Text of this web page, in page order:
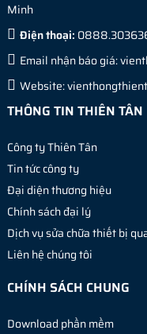
Minh
Điện thoại:
Email nhận báo giá:
Website:
THÔNG TIN THIÊN TÂN
Công ty Thiên Tân
Tin tức công ty
Đại diện thương hiệu
Chính sách đại lý
Dịch vụ sửa chữa thiết bị
Liên hệ chúng tôi
CHÍNH SÁCH CHUNG
Download phần mềm